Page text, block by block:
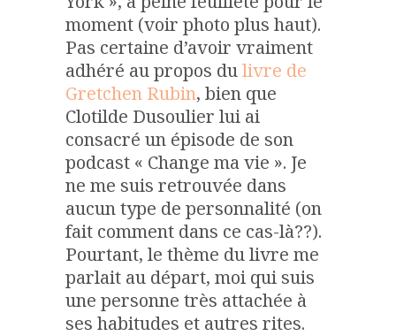
moment (voir photo plus haut).
Pas certaine d’avoir vraiment
adhéré au propos dulivre de
Gretchen Rubin, bien que
Clotilde Dusoulier lui ai
consacré un épisode de son
podcast « Change ma vie ». Je
ne me suis retrouvée dans
aucun type de personnalité (on
fait comment dans ce cas-là??).
Pourtant, le thème du livre me
parlait au départ, moi qui suis
une personne très attachée à
ses habitudes et autres rites.